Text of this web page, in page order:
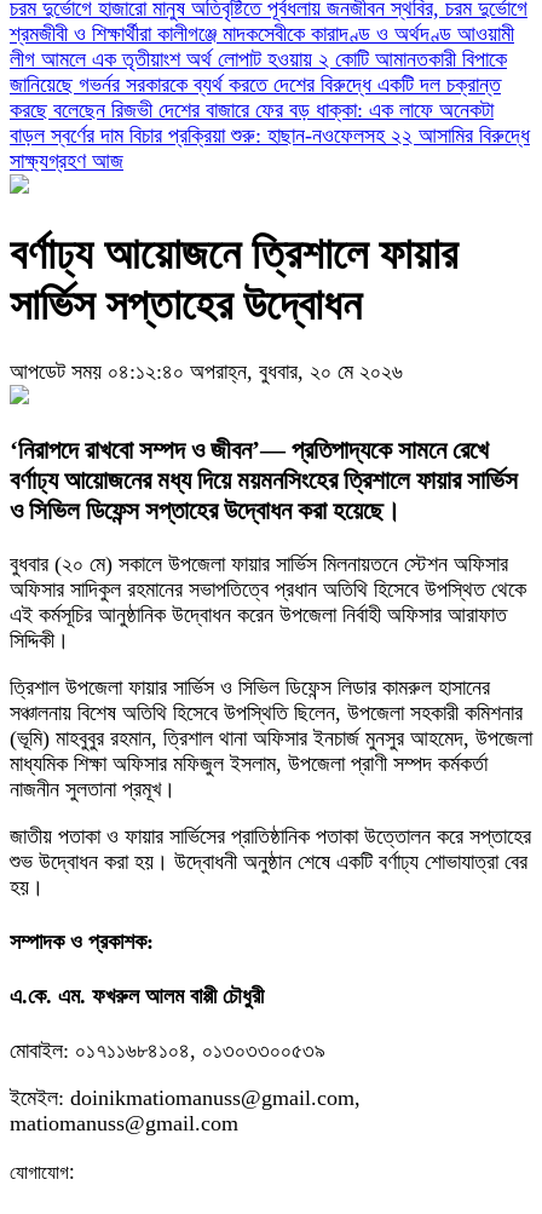
চরম দুর্ভোগে হাজারো মানুষ অতিবৃষ্টিতে পূর্বধলায় জনজীবন স্থবির, চরম দুর্ভোগে
শ্রমজীবী ও শিক্ষার্থীরা কালীগঞ্জে মাদকসেবীকে কারাদণ্ড ও অর্থদণ্ড আওয়ামী
লীগ আমলে এক তৃতীয়াংশ অর্থ লোপাট হওয়ায় ২ কোটি আমানতকারী বিপাকে
জানিয়েছে গভর্নর সরকারকে ব্যর্থ করতে দেশের বিরুদ্ধে একটি দল চক্রান্ত
করছে বলেছেন রিজভী দেশের বাজারে ফের বড় ধাক্কা: এক লাফে অনেকটা
বাড়ল স্বর্ণের দাম বিচার প্রক্রিয়া শুরু: হাছান-নওফেলসহ ২২ আসামির বিরুদ্ধে
সাক্ষ্যগ্রহণ আজ
বর্ণাঢ্য আয়োজনে ত্রিশালে ফায়ার
সার্ভিস সপ্তাহের উদ্বোধন
আপডেট সময় ০৪:১২:৪০ অপরাহ্ন, বুধবার, ২০ মে ২০২৬
‘নিরাপদে রাখবো সম্পদ ও জীবন’— প্রতিপাদ্যকে সামনে রেখে
বর্ণাঢ্য আয়োজনের মধ্য দিয়ে ময়মনসিংহের ত্রিশালে ফায়ার সার্ভিস
ও সিভিল ডিফেন্স সপ্তাহের উদ্বোধন করা হয়েছে।
বুধবার (২০ মে) সকালে উপজেলা ফায়ার সার্ভিস মিলনায়তনে স্টেশন অফিসার
অফিসার সাদিকুল রহমানের সভাপতিত্বে প্রধান অতিথি হিসেবে উপস্থিত থেকে
এই কর্মসূচির আনুষ্ঠানিক উদ্বোধন করেন উপজেলা নির্বাহী অফিসার আরাফাত
সিদ্দিকী।
ত্রিশাল উপজেলা ফায়ার সার্ভিস ও সিভিল ডিফেন্স লিডার কামরুল হাসানের
সঞ্চালনায় বিশেষ অতিথি হিসেবে উপস্থিতি ছিলেন, উপজেলা সহকারী কমিশনার
(ভূমি) মাহবুবুর রহমান, ত্রিশাল থানা অফিসার ইনচার্জ মুনসুর আহমেদ, উপজেলা
মাধ্যমিক শিক্ষা অফিসার মফিজুল ইসলাম, উপজেলা প্রাণী সম্পদ কর্মকর্তা
নাজনীন সুলতানা প্রমূখ।
জাতীয় পতাকা ও ফায়ার সার্ভিসের প্রাতিষ্ঠানিক পতাকা উত্তোলন করে সপ্তাহের
শুভ উদ্বোধন করা হয়। উদ্বোধনী অনুষ্ঠান শেষে একটি বর্ণাঢ্য শোভাযাত্রা বের
হয়।
সম্পাদক ও প্রকাশক:
এ.কে. এম. ফখরুল আলম বাপ্পী চৌধুরী
মোবাইল: ০১৭১১৬৮৪১০৪, ০১৩০৩৩০০৫৩৯
ইমেইল: doinikmatiomanuss@gmail.com,
matiomanuss@gmail.com
যোগাযোগ: